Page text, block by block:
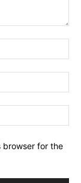
browser for the